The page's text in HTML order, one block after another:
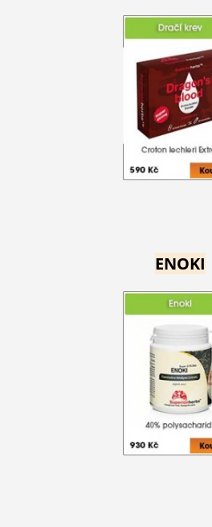
ENOKI